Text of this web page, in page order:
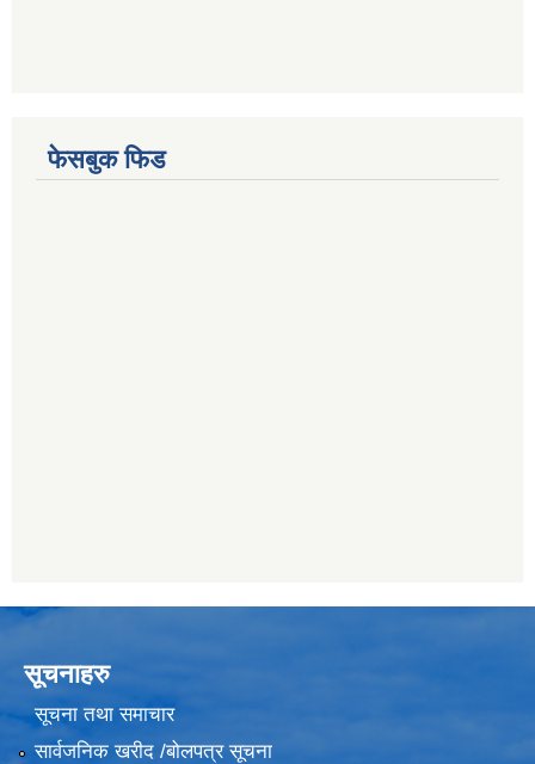
फेसबुक फिड
सूचनाहरु
सूचना तथा समाचार
सार्वजनिक खरीद /बोलपत्र सूचना